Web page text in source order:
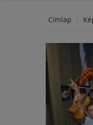
MOZI
Hírek
Kritikák
ZENE
Hírek
Koncertek
KÖNYV
Címlap